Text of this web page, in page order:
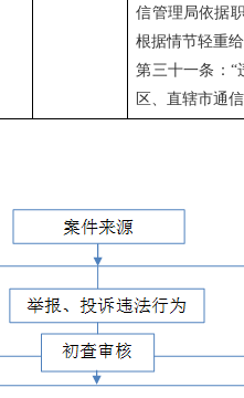
信管理局依据
根据情节轻重
第三十一条：“
区、直辖市通